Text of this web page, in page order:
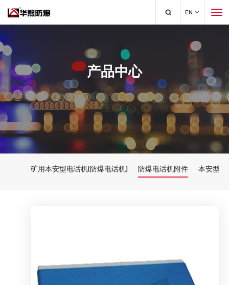
EN
产品中心
矿用本安型电话机(防爆电话机) 防爆电话机附件 本安型接